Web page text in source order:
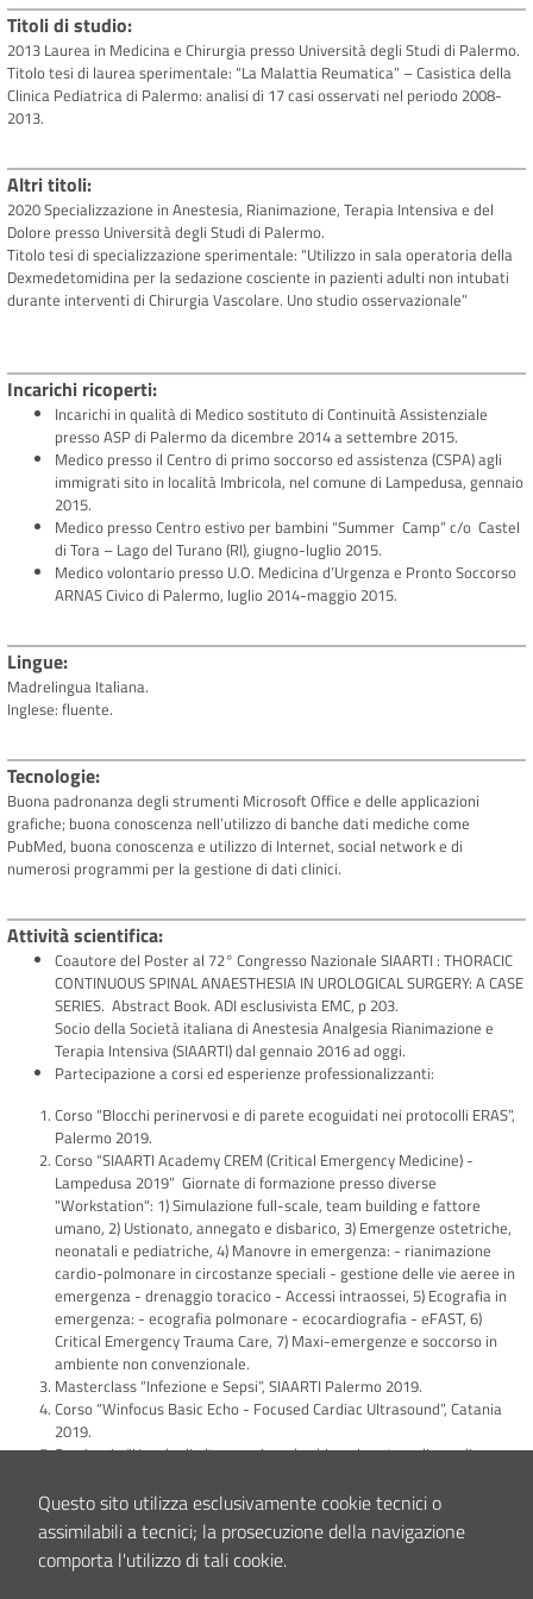
Titoli di studio
2013 Laurea in Medicina e Chirurgia presso Università degli Studi di Palermo.
Titolo tesi di laurea sperimentale: “La Malattia Reumatica” – Casistica della
Clinica Pediatrica di Palermo: analisi di 17 casi osservati nel periodo 2008-
2013.
Altri titoli
2020 Specializzazione in Anestesia, Rianimazione, Terapia Intensiva e del
Dolore presso Università degli Studi di Palermo.
Titolo tesi di specializzazione sperimentale: “Utilizzo in sala operatoria della
Dexmedetomidina per la sedazione cosciente in pazienti adulti non intubati
durante interventi di Chirurgia Vascolare. Uno studio osservazionale”
Incarichi ricoperti
Incarichi in qualità di Medico sostituto di Continuità Assistenziale
presso ASP di Palermo da dicembre 2014 a settembre 2015.
Medico presso il Centro di primo soccorso ed assistenza (CSPA) agli
immigrati sito in località Imbricola, nel comune di Lampedusa, gennaio
2015.
Medico presso Centro estivo per bambini “Summer Camp” c/o Castel
di Tora – Lago del Turano (RI), giugno-luglio 2015.
Medico volontario presso U.O. Medicina d’Urgenza e Pronto Soccorso
ARNAS Civico di Palermo, luglio 2014-maggio 2015.
Lingue
Madrelingua Italiana.
Inglese: fluente.
Tecnologie
Buona padronanza degli strumenti Microsoft Office e delle applicazioni
grafiche; buona conoscenza nell’utilizzo di banche dati mediche come
PubMed, buona conoscenza e utilizzo di Internet, social network e di
numerosi programmi per la gestione di dati clinici.
Attività scientifica
Coautore del Poster al 72° Congresso Nazionale SIAARTI : THORACIC
CONTINUOUS SPINAL ANAESTHESIA IN UROLOGICAL SURGERY: A CASE
SERIES. Abstract Book. ADI esclusivista EMC, p 203.
Socio della Società italiana di Anestesia Analgesia Rianimazione e
Terapia Intensiva (SIAARTI) dal gennaio 2016 ad oggi.
Partecipazione a corsi ed esperienze professionalizzanti:
Corso “Blocchi perinervosi e di parete ecoguidati nei protocolli ERAS”,
Palermo 2019.
Corso “SIAARTI Academy CREM (Critical Emergency Medicine) -
Lampedusa 2019” Giornate di formazione presso diverse
"Workstation": 1) Simulazione full-scale, team building e fattore
umano, 2) Ustionato, annegato e disbarico, 3) Emergenze ostetriche,
neonatali e pediatriche, 4) Manovre in emergenza: - rianimazione
cardio-polmonare in circostanze speciali - gestione delle vie aeree in
emergenza - drenaggio toracico - Accessi intraossei, 5) Ecografia in
emergenza: - ecografia polmonare - ecocardiografia - eFAST, 6)
Critical Emergency Trauma Care, 7) Maxi-emergenze e soccorso in
ambiente non convenzionale.
Masterclass “Infezione e Sepsi”, SIAARTI Palermo 2019.
Corso “Winfocus Basic Echo - Focused Cardiac Ultrasound”, Catania
2019.
Seminario “Uso degli ultrasuoni per la chirurgia ortopedica e di
Congresso ORTHOPEA, Anestesia e Ortopedia. Palermo 2017.
Corso “Normoday – La normotermia perioperatoria”. Palermo 2017.
Workshop Multidisciplinare “Supporto respiratorio con terapia ad alti
flussi nasali”, Palermo 2018.
Questo sito utilizza esclusivamente cookie tecnici o
assimilabili a tecnici; la prosecuzione della navigazione
comporta l'utilizzo di tali cookie.